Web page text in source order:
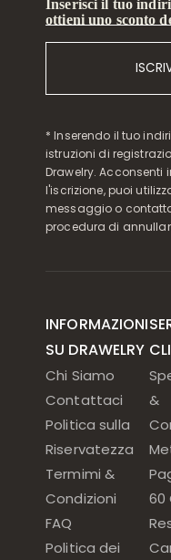
Inserisci il tuo
ottieni uno sconto
* Inserendo il tuo
istruzioni di
Drawelry. Acconsenti
l'iscrizione, puoi
messaggio o
procedura di
INFORMAZIONI
SU DRAWELRY
Chi Siamo
Contattaci
Politica sulla
Riservatezza
Termimi &
Condizioni
FAQ
Politica dei
&
60